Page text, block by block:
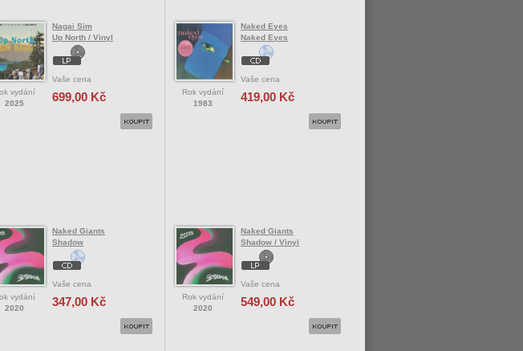
vydání
2025
Nagai Sim
Up North / Vinyl
Vaše cena
699,00 Kč
Rok vydání
1983
Naked Eyes
Naked Eyes
Vaše cena
419,00 Kč
vydání
2020
Naked Giants
Shadow
Vaše cena
347,00 Kč
Rok vydání
2020
Naked Giants
Shadow / Vinyl
Vaše cena
549,00 Kč